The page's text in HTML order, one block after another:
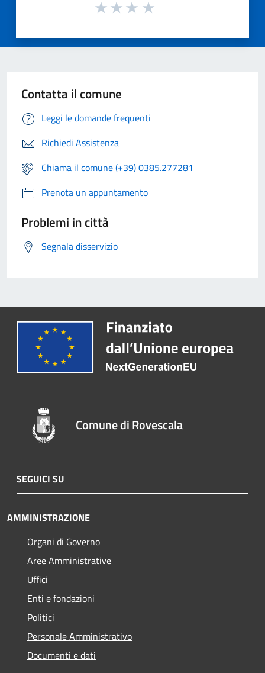
Contatta il comune
Leggi le domande frequenti
Richiedi Assistenza
Chiama il comune (+39) 0385.277281
Prenota un appuntamento
Problemi in città
Segnala disservizio
Comune di Rovescala
SEGUICI SU
AMMINISTRAZIONE
Organi di Governo
Aree Amministrative
Uffici
Enti e fondazioni
Politici
Personale Amministrativo
Documenti e dati